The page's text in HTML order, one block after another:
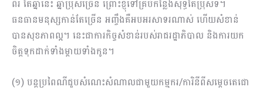
ពីរ តែឆ្នាំនេះ ឆ្នាំប្រុសច្រើន​ ព្រោះខ្ញុំទៅគ្រប់កន្លែងសុទ្ធតែប្រុសទ។
ធនធានមនុស្សកាន់តែច្រើន អញ្ចឹងគឺអបអរសាទរណាស់ ហើយសំខាន់
បានសុខភាពល្អ។ នេះជាការកិច្ចសំខាន់របស់រាជរដ្ឋាភិបាល និងការយក
ចិត្តទុកដាក់ទាំងម្ដាយទាំងកូន។
(១) បន្តប្រពៃណីជួបសំណេះសំណាលជាមួយកម្មករ/ការិនីពីសម្ដេចតេជោ